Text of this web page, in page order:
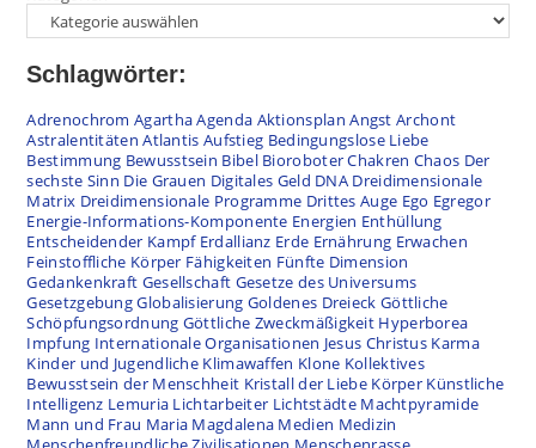
Schlagwörter:
Adrenochrom AgarthaAgenda Aktionsplan Angst Archont
Astralentitäten Atlantis Aufstieg Bedingungslose Liebe
Bestimmung Bewusstsein Bibel BioroboterChakren Chaos Der
sechste Sinn Die Grauen Digitales Geld DNA Dreidimensionale
Matrix Dreidimensionale Programme Drittes Auge Ego Egregor
Energie-Informations-Komponente Energien Enthüllung
Entscheidender Kampf Erdallianz Erde Ernährung Erwachen
Feinstoffliche Körper Fähigkeiten Fünfte Dimension
Gedankenkraft Gesellschaft Gesetze des Universums
GesetzgebungGlobalisierung Goldenes Dreieck Göttliche
Schöpfungsordnung Göttliche Zweckmäßigkeit Hyperborea
Impfung Internationale Organisationen Jesus Christus Karma
Kinder und Jugendliche Klimawaffen Klone Kollektives
Bewusstsein der Menschheit Kristall der Liebe Körper Künstliche
Intelligenz Lemuria Lichtarbeiter Lichtstädte Machtpyramide
Mann und Frau Maria Magdalena Medien Medizin